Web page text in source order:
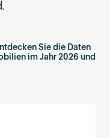
Sie die Daten
im Jahr 2026 und